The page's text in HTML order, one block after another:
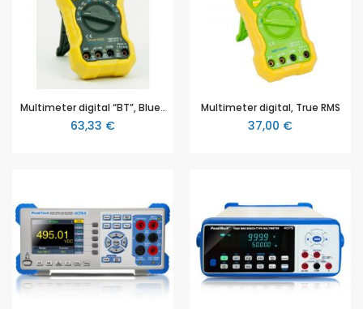
Multimeter digital “BT”, Bluetooth (4.0) Datenübertragung, True RMS
63,33 €
Multimeter digital, True RMS
37,00 €